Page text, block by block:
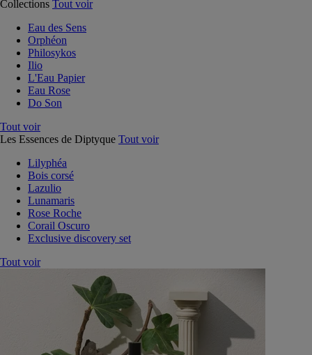
Collections Tout voir
Eau des Sens
Orphéon
Philosykos
Ilio
L'Eau Papier
Eau Rose
Do Son
Tout voir
Les Essences de Diptyque Tout voir
Lilyphéa
Bois corsé
Lazulio
Lunamaris
Rose Roche
Corail Oscuro
Exclusive discovery set
Tout voir